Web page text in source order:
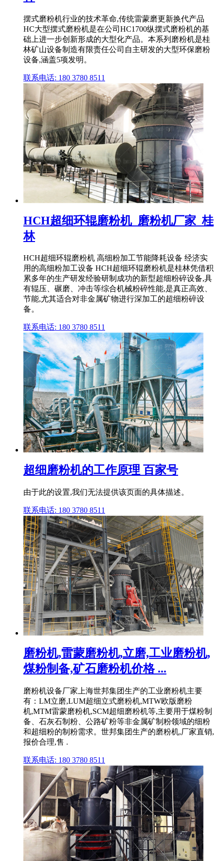
摆式磨粉机行业的技术革命,传统雷蒙磨更新换代产品
HC大型摆式磨粉机是在公司HC1700纵摆式磨粉机的基
础上进一步创新形成的大型化产品。本系列磨粉机是桂
林矿山设备制造有限责任公司自主研发的大型环保磨粉
设备,涵盖5项发明。
联系电话: 180 3780 8511
HCH超细环辊磨粉机_磨粉机厂家_桂
林
HCH超细环辊磨粉机 高细粉加工节能降耗设备 经济实
用的高细粉加工设备 HCH超细环辊磨粉机是桂林凭借积
累多年的生产研发经验研制成功的新型超细粉碎设备,具
有辊压、碾磨、冲击等综合机械粉碎性能,是真正高效、
节能,尤其适合对非金属矿物进行深加工的超细粉碎设
备。
联系电话: 180 3780 8511
超细磨粉机的工作原理 百家号
由于此的设置,我们无法提供该页面的具体描述。
联系电话: 180 3780 8511
磨粉机,雷蒙磨粉机,立磨,工业磨粉机,
煤粉制备,矿石磨粉机价格 ...
磨粉机设备厂家上海世邦集团生产的工业磨粉机主要
有：LM立磨,LUM超细立式磨粉机,MTW欧版磨粉
机,MTM雷蒙磨粉机,SCM超细磨粉机等,主要用于煤粉制
备、石灰石制粉、公路矿粉等非金属矿制粉领域的细粉
和超细粉的制粉需求。世邦集团生产的磨粉机,厂家直销,
报价合理,售 .
联系电话: 180 3780 8511